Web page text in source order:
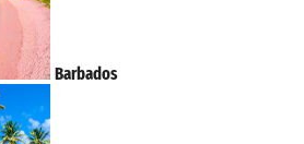
Barbados